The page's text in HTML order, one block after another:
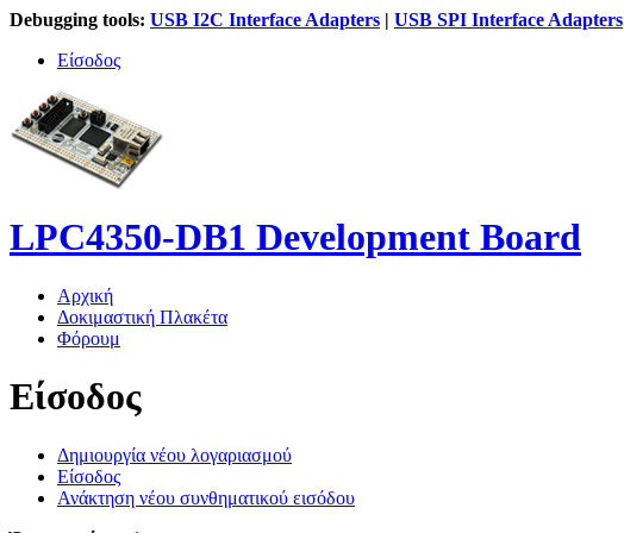
Debugging tools: USB I2C Interface Adapters | USB SPI Interface Adapters
Είσοδος
LPC4350-DB1 Development Board
Κύριο μενού
Αρχική
Δοκιμαστική Πλακέτα
Φόρουμ
Είσοδος
Πρωτεύουσες καρτέλες
Δημιουργία νέου λογαριασμού
Είσοδος
Ανάκτηση νέου συνθηματικού εισόδου